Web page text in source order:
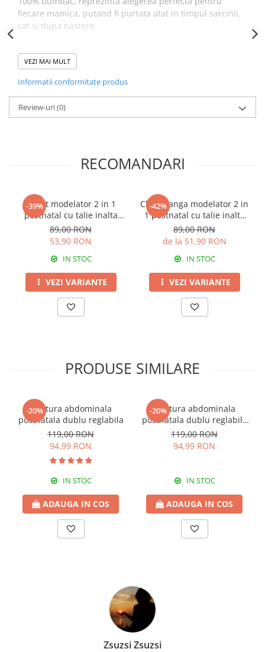
fiecare mamica, putand fi purtata atat in timpul sarcinii,
cat si dupa nastere.
Alege masura potrivita:
VEZI MAI MULT
Informatii conformitate produs
Review-uri(0)
RECOMANDARI
-39%
Chilot modelator 2 in 1
postnatal cu talie inalta
Rose Girl
89,00 RON
53,90 RON
IN STOC
VEZI VARIANTE
-42%
Chilot tanga modelator 2 in
1 postnatal cu talie inalta
Beige Rose Girl
89,00 RON
de la 51,90 RON
IN STOC
VEZI VARIANTE
PRODUSE SIMILARE
-20%
Centura abdominala
postnatala dublu reglabila
119,00 RON
94,99 RON
IN STOC
ADAUGA IN COS
-20%
Centura abdominala
postnatala dublu reglabila
black
119,00 RON
94,99 RON
IN STOC
ADAUGA IN COS
Zsuzsi Zsuzsi